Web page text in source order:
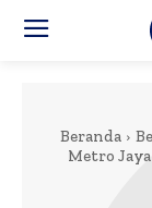
Beranda
Metro